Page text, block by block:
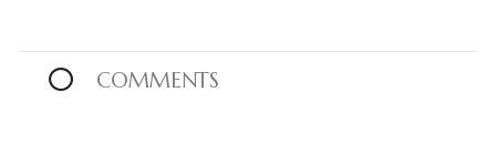
0 COMMENTS